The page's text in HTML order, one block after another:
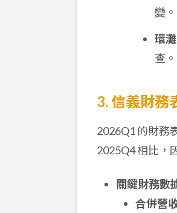
變。
環
查。
3. 信義財務
2026Q1 的財務
2025Q4 相比，
關鍵財務數
合併營